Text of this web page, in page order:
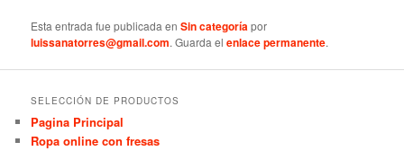
Esta entrada fue publicada enSin categoríapor
luissanatorres@gmail.com. Guarda elenlace permanente.
SELECCIÓN DE PRODUCTOS
Pagina Principal
Ropa online con fresas